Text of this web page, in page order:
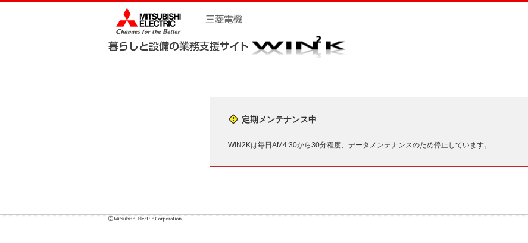
定期メンテナンス中
WIN2Kは毎日AM4:30から30分程度、データメンテナンスのため停止しています。